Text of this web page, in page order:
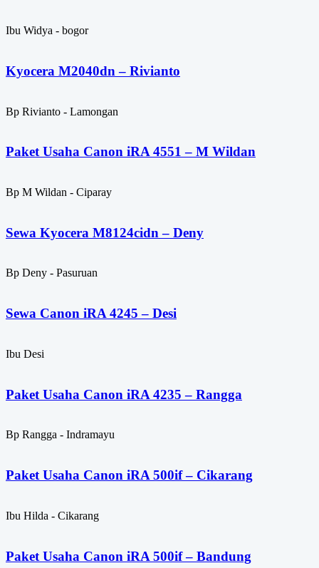
Ibu Widya - bogor
Kyocera M2040dn – Rivianto
Bp Rivianto - Lamongan
Paket Usaha Canon iRA 4551 – M Wildan
Bp M Wildan - Ciparay
Sewa Kyocera M8124cidn – Deny
Bp Deny - Pasuruan
Sewa Canon iRA 4245 – Desi
Ibu Desi
Paket Usaha Canon iRA 4235 – Rangga
Bp Rangga - Indramayu
Paket Usaha Canon iRA 500if – Cikarang
Ibu Hilda - Cikarang
Paket Usaha Canon iRA 500if – Bandung